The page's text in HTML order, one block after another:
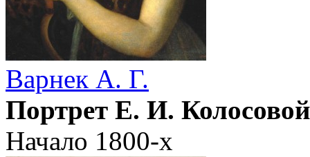
Варнек А. Г.
Портрет Е. И. Колосовой
Начало 1800-х